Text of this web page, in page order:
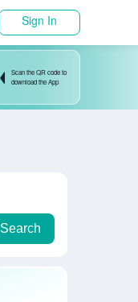
Sign In
Scan the QR code to
download the App
Search